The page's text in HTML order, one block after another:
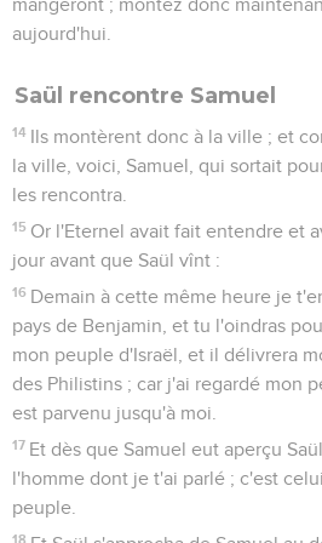
mangeront ; montez donc
aujourd'hui.
Saül rencontre Samuel
14 Ils montèrent donc à la ville ; et
la ville, voici, Samuel, qui sortait
les rencontra.
15 Or l'Eternel avait fait entendre et
jour avant que Saül vînt :
16 Demain à cette même heure je
pays de Benjamin, et tu l'oindras
mon peuple d'Israël, et il délivrera
des Philistins ; car j'ai regardé mon
est parvenu jusqu'à moi.
17 Et dès que Samuel eut aperçu
l'homme dont je t'ai parlé ; c'est
peuple.
18